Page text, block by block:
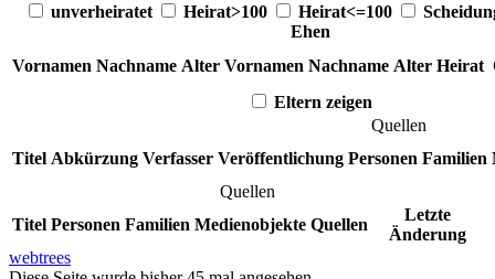
unverheiratet
Heirat>100 Heirat<=100
Ehen
Vornamen Nachname Alter Vornamen Nachname Alter Heirat
Eltern zeigen
Quellen
Titel Abkürzung Verfasser Veröffentlichung Personen Familien
Quellen
Titel Personen Familien Medienobjekte Quellen
Letzte
Änderung
webtrees